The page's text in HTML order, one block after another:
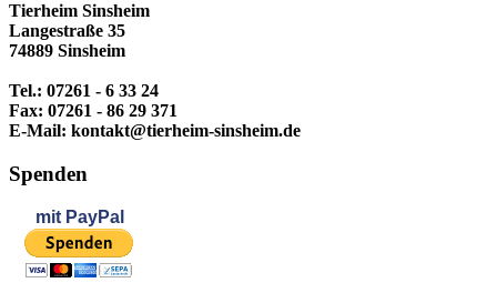
Tierheim Sinsheim
Langestraße 35
74889 Sinsheim
Tel.: 07261 - 6 33 24
Fax: 07261 - 86 29 371
E-Mail: kontakt@tierheim-sinsheim.de
Spenden
mit PayPal